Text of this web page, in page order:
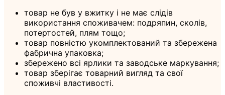
товар не був у вжитку і не має слідів
використання споживачем: подряпин, сколів,
потертостей, плям тощо;
товар повністю укомплектований та збережена
фабрична упаковка;
збережено всі ярлики та заводське маркування;
товар зберігає товарний вигляд та свої
споживчі властивості.